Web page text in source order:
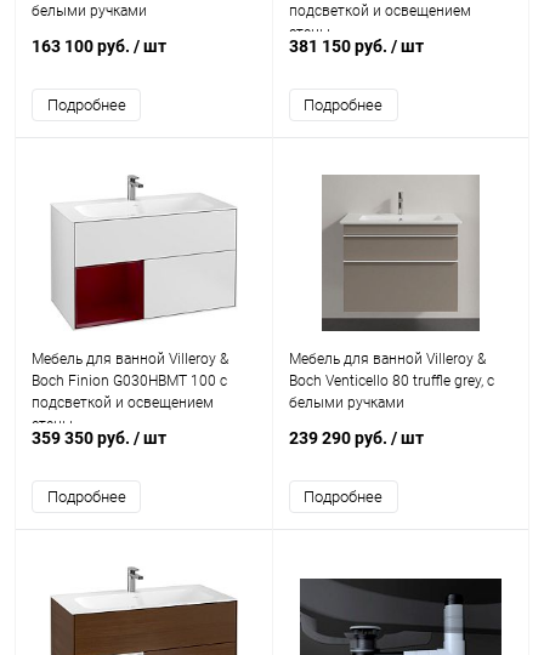
белыми ручками
163 100 руб. / шт
Подробнее
подсветкой и освещением
стены
381 150 руб. / шт
Подробнее
Мебель для ванной Villeroy &
Boch Finion G030HBMT 100 с
подсветкой и освещением
стены
359 350 руб. / шт
Подробнее
Мебель для ванной Villeroy &
Boch Venticello 80 truffle grey, с
белыми ручками
239 290 руб. / шт
Подробнее